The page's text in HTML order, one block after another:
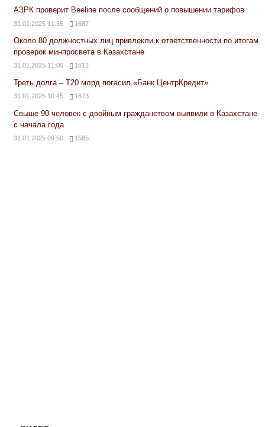
АЗРК проверит Beeline после сообщений о повышении тарифов
31.01.2025 11:35 1687
Около 80 должностных лиц привлекли к ответственности по итогам
проверок минпросвета в Казахстане
31.01.2025 11:00 1612
Треть долга – Т20 млрд погасил «Банк ЦентрКредит»
31.01.2025 10:45 1673
Свыше 90 человек с двойным гражданством выявили в Казахстане
с начала года
31.01.2025 09:50 1585